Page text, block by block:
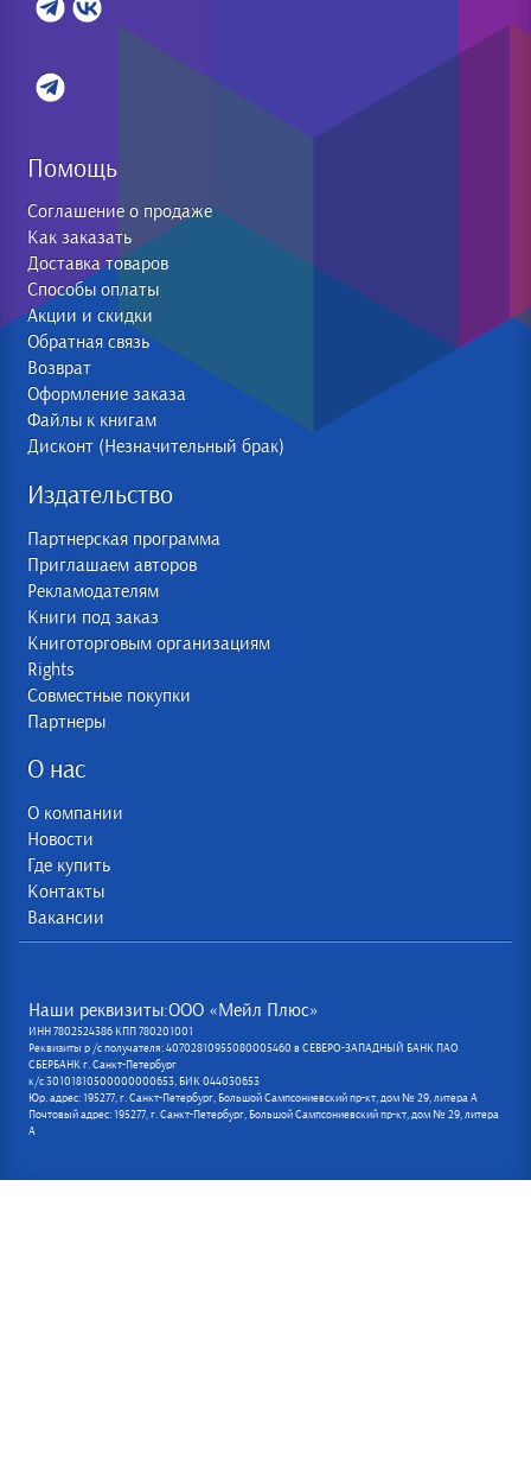
Помощь
Соглашение о продаже
Как заказать
Доставка товаров
Способы оплаты
Акции и скидки
Обратная связь
Возврат
Оформление заказа
Файлы к книгам
Дисконт (Незначительный брак)
Издательство
Партнерская программа
Приглашаем авторов
Рекламодателям
Книги под заказ
Книготорговым организациям
Rights
Совместные покупки
Партнеры
О нас
О компании
Новости
Где купить
Контакты
Вакансии
Наши реквизиты:ООО «Мейл Плюс»
ИНН 7802524386 КПП 780201001
Реквизиты р /с получателя: 40702810955080005460 в СЕВЕРО-ЗАПАДНЫЙ БАНК ПАО
СБЕРБАНК г. Санкт-Петербург
к/с 30101810500000000653, БИК 044030653
Юр. адрес: 195277, г. Санкт-Петербург, Большой Сампсониевский пр-кт, дом № 29, литера А
Почтовый адрес: 195277, г. Санкт-Петербург, Большой Сампсониевский пр-кт, дом № 29, литера
А